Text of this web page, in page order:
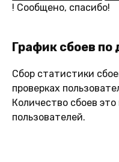
! Сообщено, спасибо!
График сбоев по
Сбор статистики
проверках
Количество сбоев
пользователей.